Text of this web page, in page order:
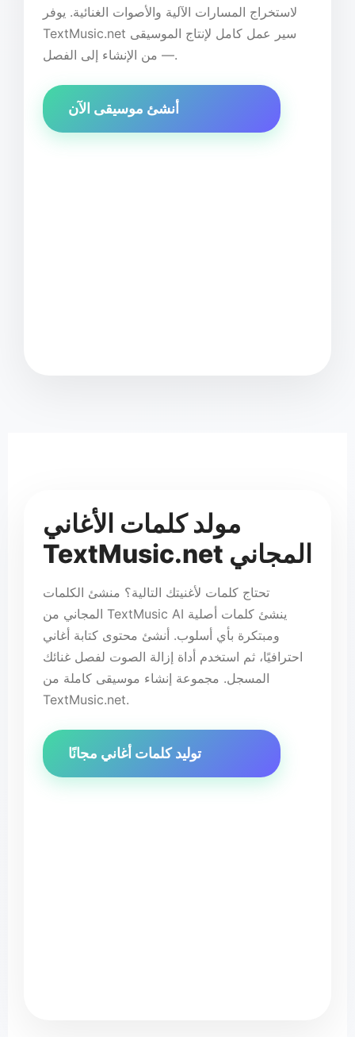
لاستخراج المسارات الآلية والأصوات الغنائية. يوفر
TextMusic.net سير عمل كامل لإنتاج الموسيقى
— من الإنشاء إلى الفصل.
أنشئ موسيقى الآن
مولد كلمات الأغاني
TextMusic.net المجاني
تحتاج كلمات لأغنيتك التالية؟ منشئ الكلمات
المجاني من TextMusic AI ينشئ كلمات أصلية
ومبتكرة بأي أسلوب. أنشئ محتوى كتابة أغاني
احترافيًا، ثم استخدم أداة إزالة الصوت لفصل غنائك
المسجل. مجموعة إنشاء موسيقى كاملة من
TextMusic.net.
توليد كلمات أغاني مجانًا